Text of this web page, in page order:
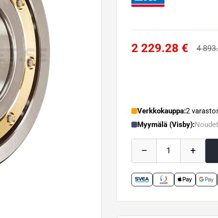
2 229.28 € 4
Verkkokauppa:2
Myymälä (Visby):
– 1 +